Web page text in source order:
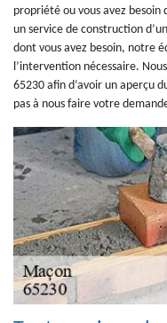
propriété ou vous avez
un service de construction
dont vous avez besoin, notre
l’intervention nécessaire.
65230 afin d’avoir un aperçu
pas à nous faire votre